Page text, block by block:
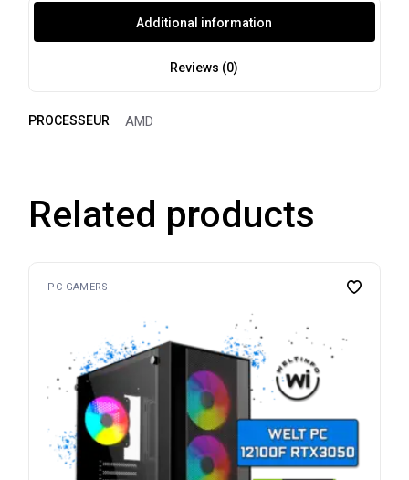
Additional information
Reviews (0)
PROCESSEUR AMD
Related products
PC GAMERS